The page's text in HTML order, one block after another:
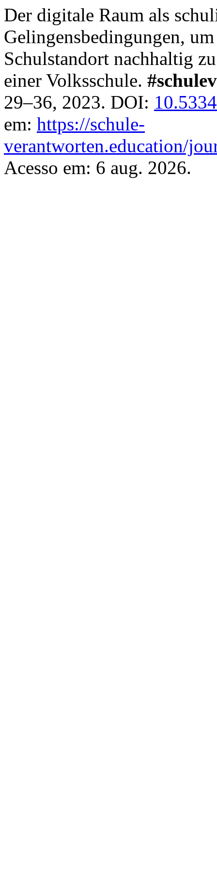
Der digitale Raum als
Gelingensbedingungen,
Schulstandort nachhaltig
einer Volksschule.
29–36, 2023. DOI:
em: https://schule-
verantworten.education/
Acesso em: 6 aug. 2026.